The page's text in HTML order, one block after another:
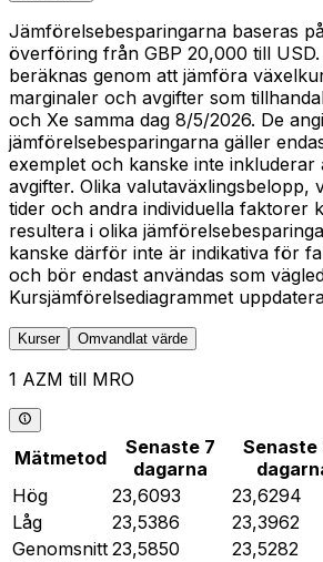
Jämförelsebesparingarna baseras
överföring från GBP 20,000 till
beräknas genom att jämföra
marginaler och avgifter som
och Xe samma dag 8/5/2026. De
jämförelsebesparingarna gäller
exemplet och kanske inte
avgifter. Olika valutaväxlingsbelopp,
tider och andra individuella faktorer
resultera i olika
kanske därför inte är indikativa för
och bör endast användas som
Kursjämförelsediagrammet
Kurser Omvandlat värde
1 AZM till MRO
Mätmetod
Senaste 7
dagarna
Senaste
Hög
23,6093 23,6294
Låg
23,5386 23,3962
Genomsnitt 23,5850 23,5282